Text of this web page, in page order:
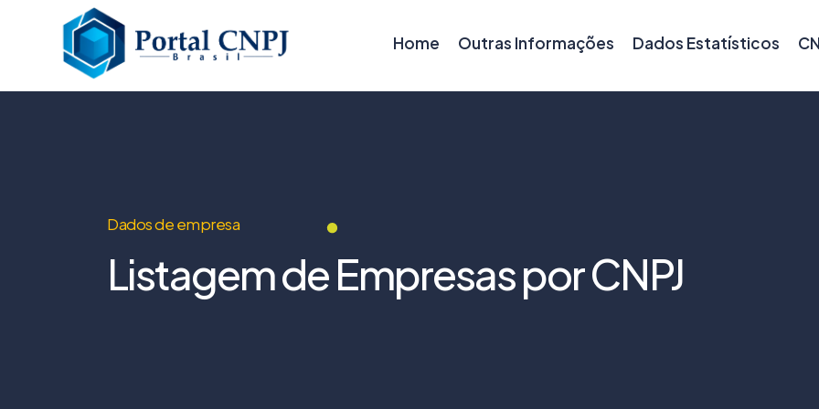
Home Outras Informações Dados Estatísticos
Dados de empresa
Listagem de Empresas por CNPJ